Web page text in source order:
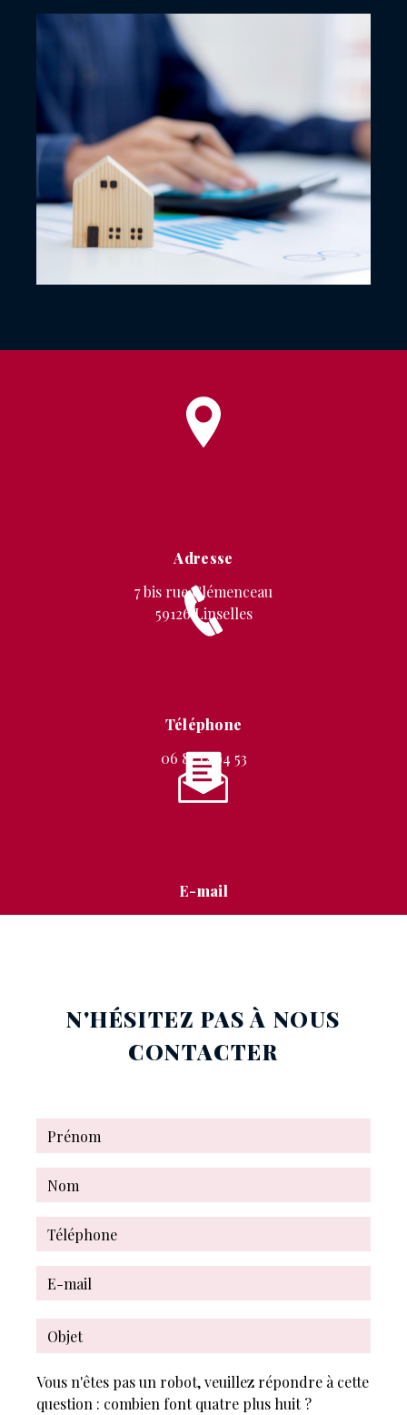
Adresse
7 bis rue Clémenceau
59126 Linselles
Téléphone
06 87 12 94 53
E-mail
N'HÉSITEZ PAS À NOUS
CONTACTER
Vous n'êtes pas un robot, veuillez répondre à cette
question : combien font quatre plus huit ?